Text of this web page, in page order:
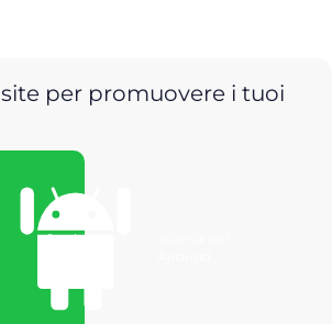
per promuovere i tuoi
Scarica per